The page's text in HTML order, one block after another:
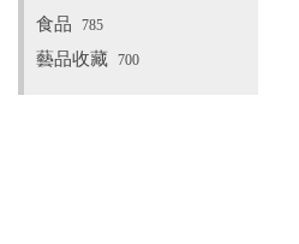
食品 785
藝品收藏 700